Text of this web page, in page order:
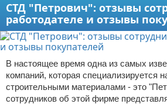
СТД "Петрович": отзывы
работодателе и отзывы
В настоящее время одна из самых
компаний, которая специализируется
строительными материалами - это
сотрудников об этой фирме